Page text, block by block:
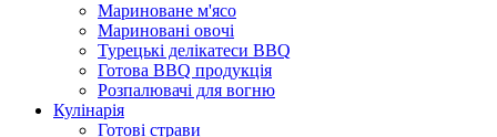
Мариноване м'ясо
Мариновані овочі
Турецькі делікатеси BBQ
Готова BBQ продукція
Розпалювачі для вогню
Кулінарія
Готові страви